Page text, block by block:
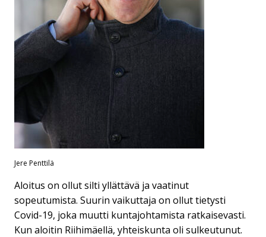
Jere Penttilä
Aloitus on ollut silti yllättävä ja vaatinut
sopeutumista. Suurin vaikuttaja on ollut tietysti
Covid-19, joka muutti kuntajohtamista ratkaisevasti.
Kun aloitin Riihimäellä, yhteiskunta oli sulkeutunut.